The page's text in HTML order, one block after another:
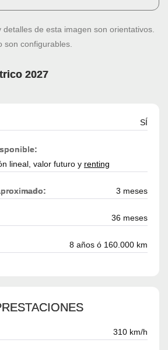
detalles de esta imagen son orientativos.
son configurables.
2027
SÍ
lineal, valor futuro y renting
3 meses
36 meses
8 años ó 160.000 km
310 km/h